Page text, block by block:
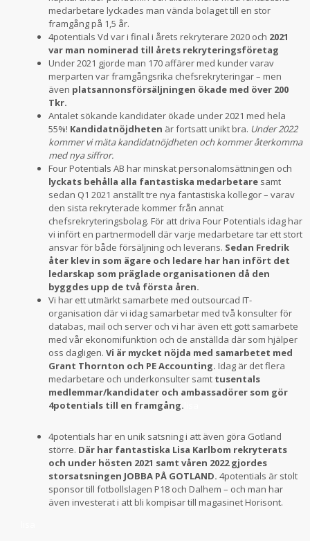
medarbetare lyckades man vända bolaget till en stor
framgång på 1,5 år.
4potentials Vd var i final i årets rekryterare 2020 och 2021
var man nominerad till årets rekryteringsföretag
Under 2021 gjorde man 170 affärer med kunder varav
merparten var framgångsrika chefsrekryteringar – men
även platsannonsförsäljningen ökade med över 200
Tkr.
Antalet sökande kandidater ökade under 2021 med hela
55%! Kandidatnöjdheten är fortsatt unikt bra. Under 2022
kommer vi mäta kandidatnöjdheten och kommer återkomma
med nya siffror.
Four Potentials AB har minskat personalomsättningen och
lyckats behålla alla fantastiska medarbetare samt
sedan Q1 2021 anställt tre nya fantastiska kollegor – varav
den sista rekryterade kommer från annat
chefsrekryteringsbolag. För att driva Four Potentials idag har
vi infört en partnermodell där varje medarbetare tar ett stort
ansvar för både försäljning och leverans. Sedan Fredrik
åter klev in som ägare och ledare har han infört det
ledarskap som präglade organisationen då den
byggdes upp de två första åren.
Vi har ett utmärkt samarbete med outsourcad IT-
organisation där vi idag samarbetar med två konsulter för
databas, mail och server och vi har även ett gott samarbete
med vår ekonomifunktion och de anställda där som hjälper
oss dagligen. Vi är mycket nöjda med samarbetet med
Grant Thornton och PE Accounting. Idag är det flera
medarbetare och underkonsulter samt tusentals
medlemmar/kandidater och ambassadörer som gör
4potentials till en framgång.
4potentials har en unik satsning i att även göra Gotland
större. Där har fantastiska Lisa Karlbom rekryterats
och under hösten 2021 samt våren 2022 gjordes
storsatsningen JOBBA PÅ GOTLAND. 4potentials är stolt
sponsor till fotbollslagen P18 och Dalhem – och man har
även investerat i att bli kompisar till magasinet Horisont.